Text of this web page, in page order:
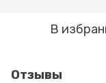
В
Отзывы